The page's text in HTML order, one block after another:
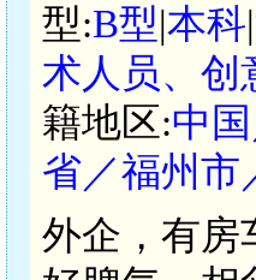
型:B型|本科|
术人员、创
籍地区:中
省／福州市
外企，有房